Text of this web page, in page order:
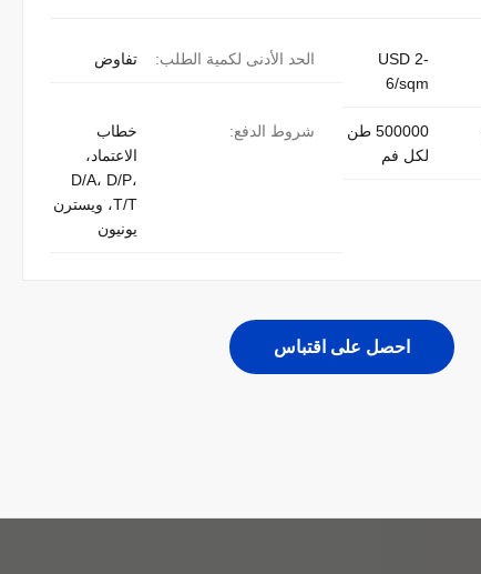
الحد الأدنى لكمية الطلب: تفاوض
USD 2-
6/sqm
شروط الدفع:
خطاب
الاعتماد،
D/A، D/P،
T/T، ويسترن
يونيون
500000 طن
لكل فم
احصل على اقتباس